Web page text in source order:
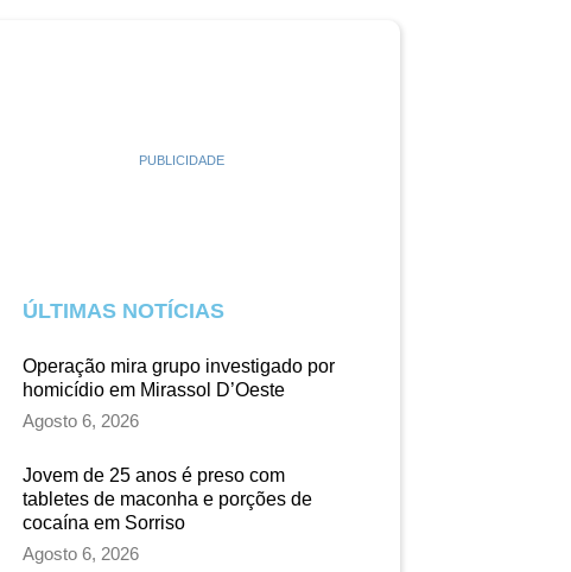
PUBLICIDADE
ÚLTIMAS NOTÍCIAS
Operação mira grupo investigado por
homicídio em Mirassol D’Oeste
Agosto 6, 2026
Jovem de 25 anos é preso com
tabletes de maconha e porções de
cocaína em Sorriso
Agosto 6, 2026